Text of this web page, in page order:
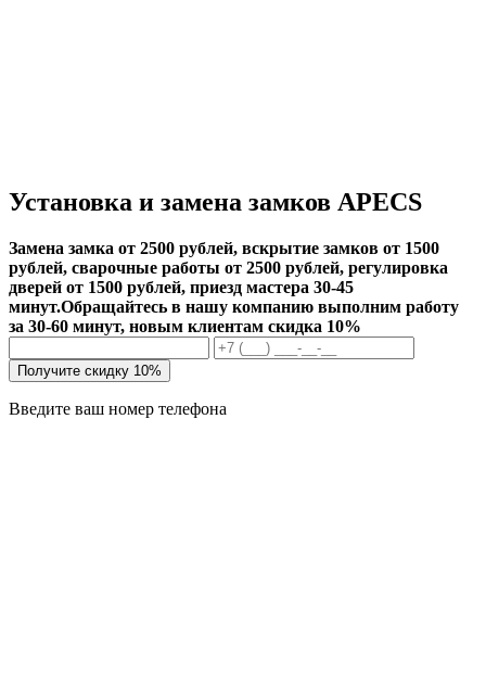
Установка и замена замков APECS
Замена замка от 2500 рублей, вскрытие замков от 1500
рублей, сварочные работы от 2500 рублей, регулировка
дверей от 1500 рублей, приезд мастера 30-45
минут.Обращайтесь в нашу компанию выполним работу
за 30-60 минут, новым клиентам скидка 10%
Получите скидку 10%
Введите ваш номер телефона